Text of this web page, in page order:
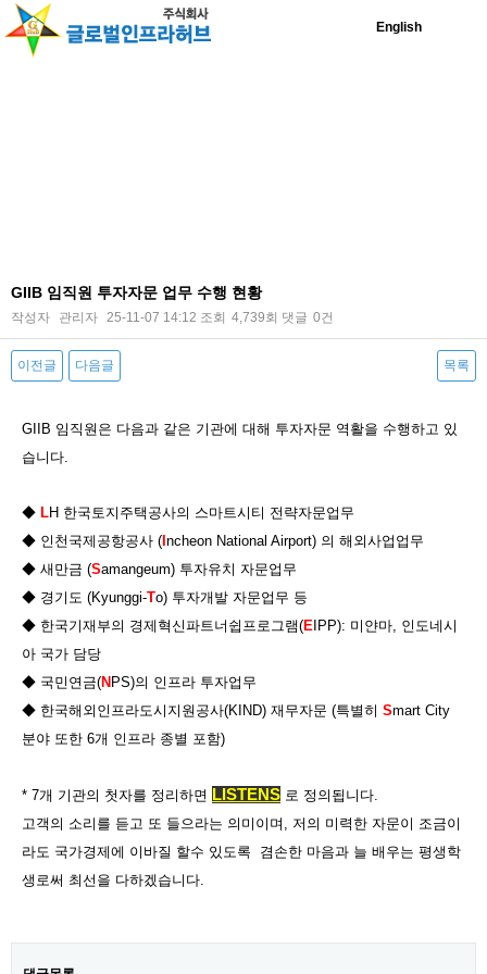
English
GIIB 임직원 투자자문 업무 수행 현황
작성자 관리자 25-11-07 14:12 조회 4,739회 댓글 0건
이전글 다음글 목록
GIIB 임직원은 다음과 같은 기관에 대해 투자자문 역활을 수행하고 있
습니다.
◆ LH 한국토지주택공사의 스마트시티 전략자문업무
◆ 인천국제공항공사 ( ncheon National Airport) 의 해외사업업무
◆ 새만금 (Samangeum) 투자유치 자문업무
◆ 경기도 (Kyunggi-To) 투자개발 자문업무 등
◆ 한국기재부의 경제혁신파트너쉽프로그램(E IPP): 미얀마, 인도네시
아 국가 담당
◆ 국민연금(N PS)의 인프라 투자업무
◆ 한국해외인프라도시지원공사(KIND) 재무자문 (특별히 Smart City
분야 또한 6개 인프라 종별 포함)
* 7개 기관의 첫자를 정리하면 LISTENS 로 정의됩니다.
고객의 소리를 듣고 또 들으라는 의미이며, 저의 미력한 자문이 조금이
라도 국가경제에 이바질 할수 있도록 겸손한 마음과 늘 배우는 평생학
생로써 최선을 다하겠습니다.